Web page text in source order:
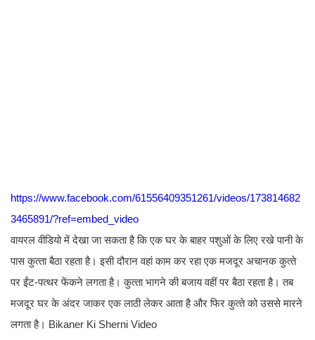
https://www.facebook.com/61556409351261/videos/173814682
3465891/?ref=embed_video
वायरल वीडियो में देखा जा सकता है कि एक घर के बाहर पशुओं के लिए रखे पानी के
पास कुत्‍ता बैठा रहता है। इसी दौरान वहां काम कर रहा एक मजदूर अचानक कुत्‍ते
पर ईंट-पत्‍थर फेंकने लगता है। कुत्‍ता भागने की बजाय वहीं पर बैठा रहता है। तब
मजदूर घर के अंदर जाकर एक लाठी लेकर आता है और फिर कुत्‍ते को उससे मारने
लगता है। Bikaner Ki Sherni Video